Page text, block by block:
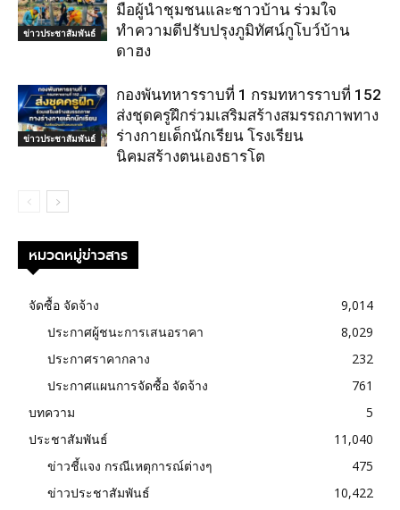
ข่าวประชาสัมพันธ์
มือผู้นำชุมชนและชาวบ้าน ร่วมใจ
ทำความดีปรับปรุงภูมิทัศน์กูโบว์บ้าน
ดาฮง
ข่าวประชาสัมพันธ์
กองพันทหารราบที่ 1 กรมทหารราบที่ 152
ส่งชุดครูฝึกร่วมเสริมสร้างสมรรถภาพทาง
ร่างกายเด็กนักเรียน โรงเรียน
นิคมสร้างตนเองธารโต
หมวดหมู่ข่าวสาร
จัดซื้อ จัดจ้าง
9,014
ประกาศผู้ชนะการเสนอราคา
8,029
ประกาศราคากลาง
232
ประกาศแผนการจัดซื้อ จัดจ้าง
761
บทความ
5
ประชาสัมพันธ์
11,040
ข่าวชี้แจง กรณีเหตุการณ์ต่างๆ
475
ข่าวประชาสัมพันธ์
10,422